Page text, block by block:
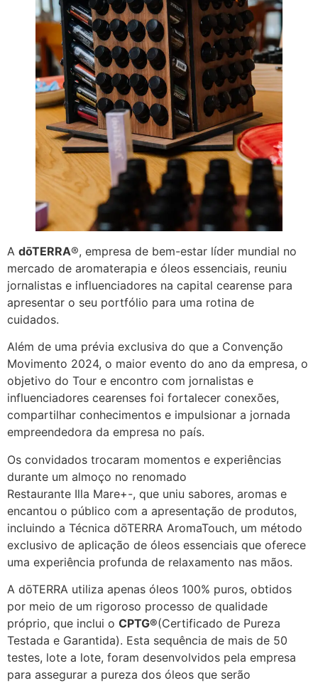
A dōTERRA®, empresa de bem-estar líder mundial no
mercado de aromaterapia e óleos essenciais, reuniu
jornalistas e influenciadores na capital cearense para
apresentar o seu portfólio para uma rotina de
cuidados.
Além de uma prévia exclusiva do que a Convenção
Movimento 2024, o maior evento do ano da empresa, o
objetivo do Tour e encontro com jornalistas e
influenciadores cearenses foi fortalecer conexões,
compartilhar conhecimentos e impulsionar a jornada
empreendedora da empresa no país.
Os convidados trocaram momentos e experiências
durante um almoço no renomado
Restaurante Illa Mare+-, que uniu sabores, aromas e
encantou o público com a apresentação de produtos,
incluindo a Técnica dōTERRA AromaTouch, um método
exclusivo de aplicação de óleos essenciais que oferece
uma experiência profunda de relaxamento nas mãos.
A dōTERRA utiliza apenas óleos 100% puros, obtidos
por meio de um rigoroso processo de qualidade
próprio, que inclui o CPTG®(Certificado de Pureza
Testada e Garantida). Esta sequência de mais de 50
testes, lote a lote, foram desenvolvidos pela empresa
para assegurar a pureza dos óleos que serão